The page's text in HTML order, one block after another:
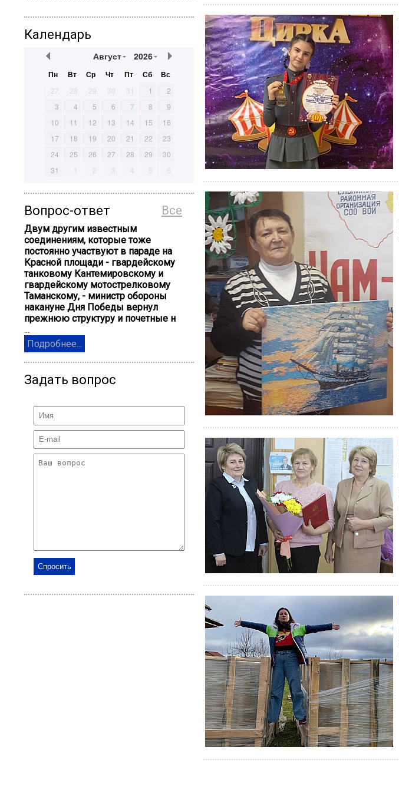
Календарь
Август 2026
Пн Вт Ср Чт Пт Сб Вс
27 28 29 30 31 1
2
3
4 5 6 7 8
9
10
11 12 13 14 15
16
17
18 19 20 21 22
23
24
25 26 27 28 29
30
31
1 2 3 4 5 6
Все
Вопрос-ответ
Двум другим известным
соединениям, которые тоже
постоянно участвуют в параде на
Красной площади - гвардейскому
танковому Кантемировскому и
гвардейскому мотострелковому
Таманскому, - министр обороны
накануне Дня Победы вернул
прежнюю структуру и почетные н
...
Подробнее...
Задать вопрос